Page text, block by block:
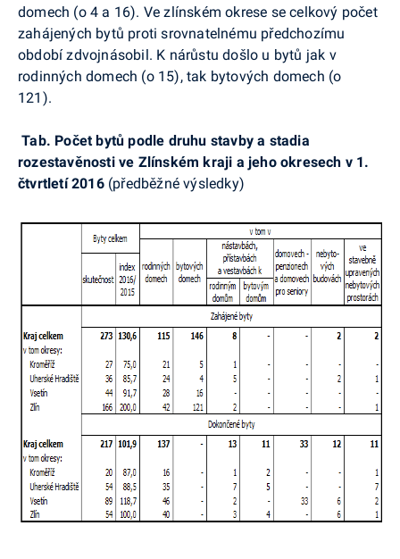
domech (o 4 a 16). Ve zlínském okrese se celkový počet
zahájených bytů proti srovnatelnému předchozímu
období zdvojnásobil. K nárůstu došlo u bytů jak v
rodinných domech (o 15), tak bytových domech (o
121).
Tab. Počet bytů podle druhu stavby a stadia
rozestavěnosti ve Zlínském kraji a jeho okresech v 1.
čtvrtletí 2016 (předběžné výsledky)